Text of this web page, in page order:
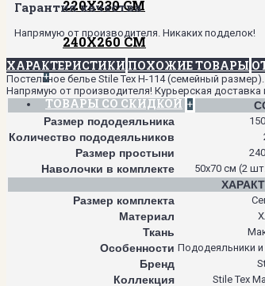
220Х230 СМ
240Х260 СМ
+
ТОВАРЫ СО СКИДКОЙ +
Гарантия качества
Напрямую от производителя. Никаких подделок!
ХАРАКТЕРИСТИКИ ПОХОЖИЕ ТОВАРЫ
Постельное белье Stile Tex H-114 (семейный размер).
Напрямую от производителя! Курьерская доставка
Размер пододеяльника
Количество пододеяльников
Размер простыни
Наволочки в комплекте 50х70 см (2
Размер комплекта
Материал
Ткань
Особенности Пододеяльники и
Бренд
Коллекция Stile Tex